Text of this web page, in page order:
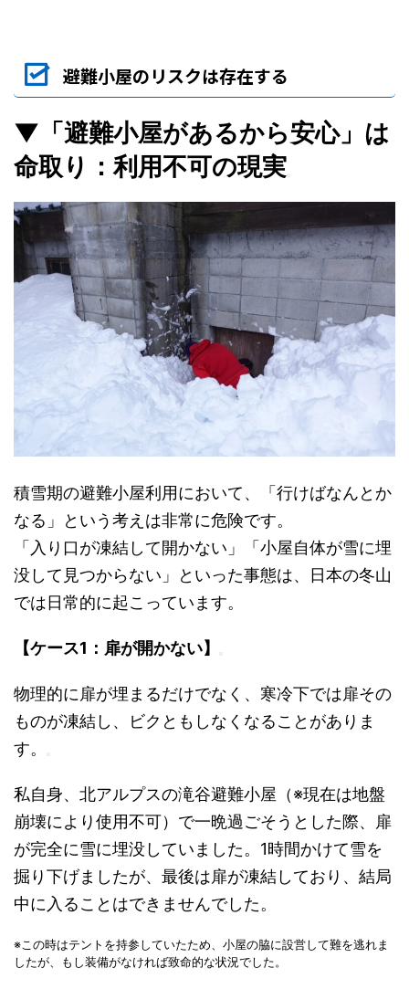
避難小屋のリスクは存在する
▼「避難小屋があるから安心」は
命取り：利用不可の現実
積雪期の避難小屋利用において、「行けばなんとか
なる」という考えは非常に危険です。
「入り口が凍結して開かない」「小屋自体が雪に埋
没して見つからない」といった事態は、日本の冬山
では日常的に起こっています。
【ケース1：扉が開かない】
物理的に扉が埋まるだけでなく、寒冷下では扉その
ものが凍結し、ビクともしなくなることがありま
す。
私自身、北アルプスの滝谷避難小屋（※現在は地盤
崩壊により使用不可）で一晩過ごそうとした際、扉
が完全に雪に埋没していました。1時間かけて雪を
掘り下げましたが、最後は扉が凍結しており、結局
中に入ることはできませんでした。
※この時はテントを持参していたため、小屋の脇に設営して難を逃れま
したが、もし装備がなければ致命的な状況でした。